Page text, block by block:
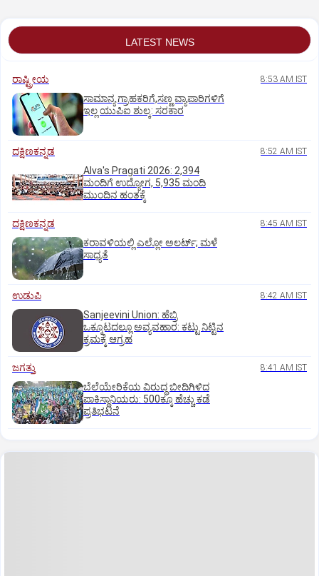
LATEST NEWS
ರಾಷ್ಟ್ರೀಯ 8:53 AM IST
ಸಾಮಾನ್ಯ ಗ್ರಾಹಕರಿಗೆ,ಸಣ್ಣ ವ್ಯಾಪಾರಿಗಳಿಗೆ
ಇಲ್ಲ ಯುಪಿಐ ಶುಲ್ಕ: ಸರಕಾರ
ದಕ್ಷಿಣಕನ್ನಡ 8:52 AM IST
Alva's Pragati 2026: 2,394
ಮಂದಿಗೆ ಉದ್ಯೋಗ, 5,935 ಮಂದಿ
ಮುಂದಿನ ಹಂತಕ್ಕೆ
ದಕ್ಷಿಣಕನ್ನಡ 8:45 AM IST
ಕರಾವಳಿಯಲ್ಲಿ ಎಲ್ಲೋ ಅಲರ್ಟ್‌; ಮಳೆ
ಸಾಧ್ಯತೆ
ಉಡುಪಿ 8:42 AM IST
Sanjeevini Union: ಹೆಬ್ರಿ
ಒಕ್ಕೂಟದಲ್ಲೂ ಅವ್ಯವಹಾರ: ಕಟ್ಟು ನಿಟ್ಟಿನ
ಕ್ರಮಕ್ಕೆ ಆಗ್ರಹ
ಜಗತ್ತು 8:41 AM IST
ಬೆಲೆಯೇರಿಕೆಯ ವಿರುದ್ಧ ಬೀದಿಗಿಳಿದ
ಪಾಕಿಸ್ಥಾನಿಯರು: ‌500ಕ್ಕೂ ಹೆಚ್ಚು ಕಡೆ
ಪ್ರತಿಭಟನೆ